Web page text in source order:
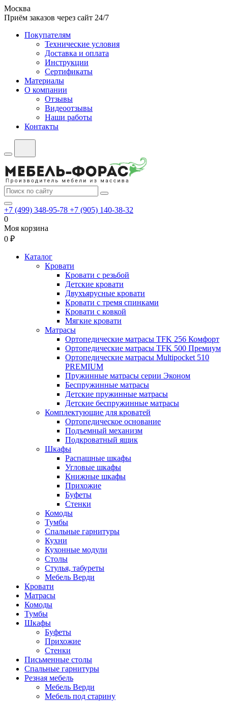
Москва
Приём заказов через сайт 24/7
Покупателям
Технические условия
Доставка и оплата
Инструкции
Сертификаты
Материалы
О компании
Отзывы
Видеоотзывы
Наши работы
Контакты
+7 (499) 348-95-78 +7 (905) 140-38-32
0
Моя корзина
0 ₽
Каталог
Кровати
Кровати с резьбой
Детские кровати
Двухъярусные кровати
Кровати с тремя спинками
Кровати с ковкой
Мягкие кровати
Матрасы
Ортопедические матрасы TFK 256 Комфорт
Ортопедические матрасы TFK 500 Премиум
Ортопедические матрасы Multipocket 510
PREMIUM
Пружинные матрасы серии Эконом
Беспружинные матрасы
Детские пружинные матрасы
Детские беспружинные матрасы
Комплектующие для кроватей
Ортопедическое основание
Подъемный механизм
Подкроватный ящик
Шкафы
Распашные шкафы
Угловые шкафы
Книжные шкафы
Прихожие
Буфеты
Стенки
Комоды
Тумбы
Спальные гарнитуры
Кухни
Кухонные модули
Столы
Стулья, табуреты
Мебель Верди
Кровати
Матрасы
Комоды
Тумбы
Шкафы
Буфеты
Прихожие
Стенки
Письменные столы
Спальные гарнитуры
Резная мебель
Мебель Верди
Мебель под старину